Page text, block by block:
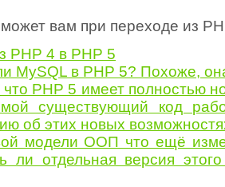
вам при переходе из
PHP 4 в PHP 5
MySQL в PHP 5? Похоже,
PHP 5 имеет полностью
существующий код
об этих новых
модели ООП что ещё
ли отдельная версия